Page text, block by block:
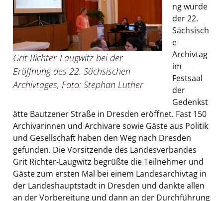
Grit Richter-Laugwitz bei der
Eröffnung des 22. Sächsischen
Archivtages, Foto: Stephan Luther
ng wurde
der 22.
Sächsisch
e
Archivtag
im
Festsaal
der
Gedenkst
ätte Bautzener Straße in Dresden eröffnet. Fast 150
Archivarinnen und Archivare sowie Gäste aus Politik
und Gesellschaft haben den Weg nach Dresden
gefunden. Die Vorsitzende des Landesverbandes
Grit Richter-Laugwitz begrüßte die Teilnehmer und
Gäste zum ersten Mal bei einem Landesarchivtag in
der Landeshauptstadt in Dresden und dankte allen
an der Vorbereitung und dann an der Durchführung